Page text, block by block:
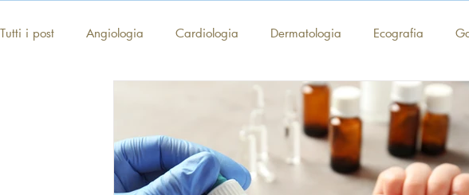
Tutti i post Angiologia Cardiologia Dermatologia Ecografia
Medicina Estetica viso Medicina Estetica
Osteopatia Sessuologia Psicoterapia Chirurgia